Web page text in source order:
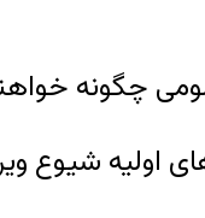
اولیه شیوع